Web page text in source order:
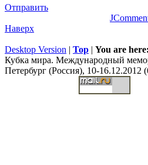
Отправить
Наверх
Desktop Version | Top | You are here:
Кубка мира. Международный
Петербург (Россия), 10-16.12.2012